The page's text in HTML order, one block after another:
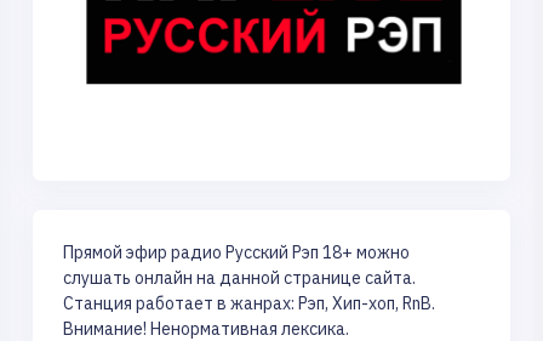
Прямой эфир радио Русский Рэп 18+ можно
слушать онлайн на данной странице сайта.
Станция работает в жанрах: Рэп, Хип-хоп, RnB.
Внимание! Ненормативная лексика.